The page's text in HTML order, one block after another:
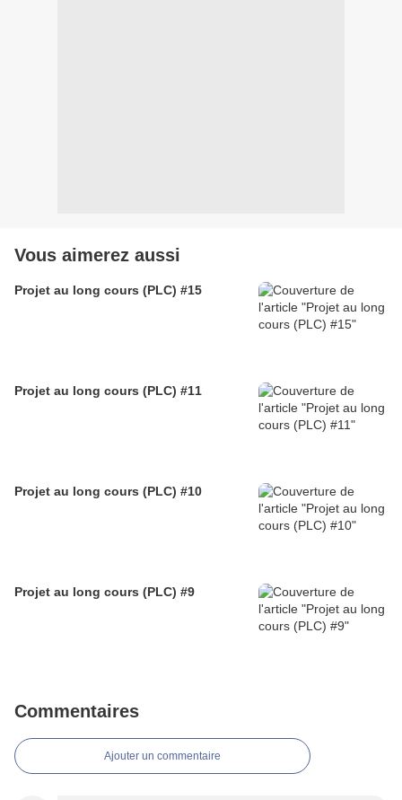
Vous aimerez aussi
Projet au long cours (PLC) #15
Projet au long cours (PLC) #11
Projet au long cours (PLC) #10
Projet au long cours (PLC) #9
Commentaires
Ajouter un commentaire